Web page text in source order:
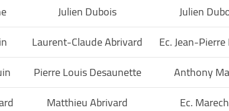
Julien Dubois
Julien
Laurent-Claude Abrivard
Ec. Jean-
Pierre Louis Desaunette
Anthony
Matthieu Abrivard
Ec.